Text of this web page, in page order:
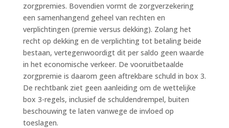
zorgpremies. Bovendien vormt de zorgverzekering
een samenhangend geheel van rechten en
verplichtingen (premie versus dekking). Zolang het
recht op dekking en de verplichting tot betaling beide
bestaan, vertegenwoordigt dit per saldo geen waarde
in het economische verkeer. De vooruitbetaalde
zorgpremie is daarom geen aftrekbare schuld in box 3.
De rechtbank ziet geen aanleiding om de wettelijke
box 3-regels, inclusief de schuldendrempel, buiten
beschouwing te laten vanwege de invloed op
toeslagen.